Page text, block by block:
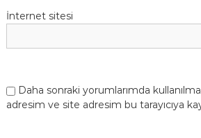
İnternet sitesi
Daha sonraki yorumlarımda
adresim ve site adresim bu tarayıcıya